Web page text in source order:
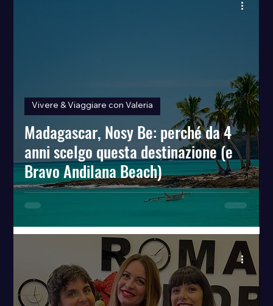
Madagascar, Nosy Be: perché da 4
anni scelgo questa destinazione (e
Bravo Andilana Beach)
Vivere & Viaggiare con Valeria